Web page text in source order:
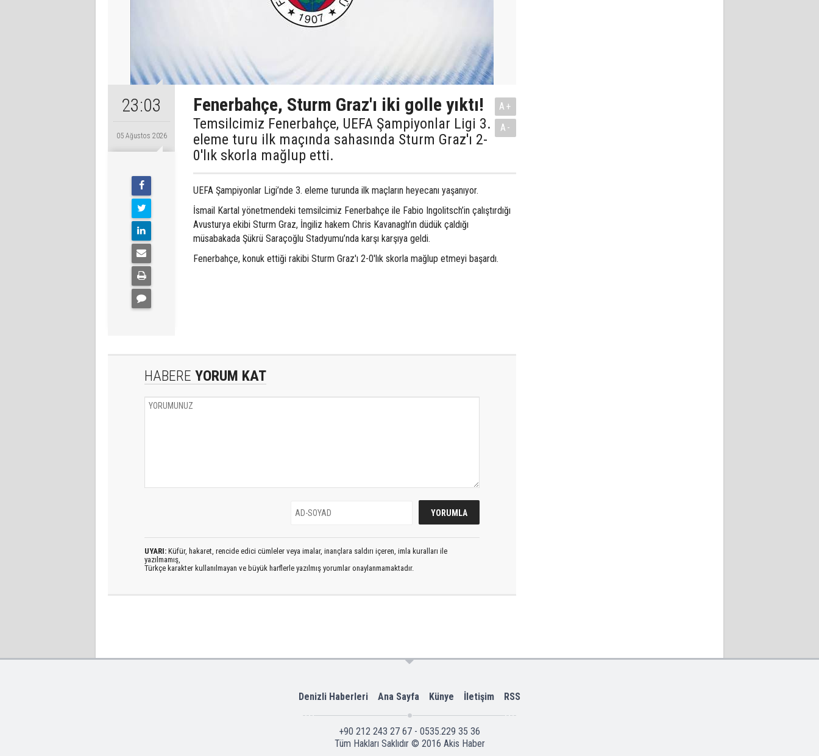
23:03
05 Ağustos 2026
Fenerbahçe, Sturm Graz'ı iki golle yıktı!
Temsilcimiz Fenerbahçe, UEFA Şampiyonlar Ligi 3.
eleme turu ilk maçında sahasında Sturm Graz'ı 2-
0'lık skorla mağlup etti.
A+
A-
UEFA Şampiyonlar Ligi’nde 3. eleme turunda ilk maçların heyecanı yaşanıyor.
İsmail Kartal yönetmendeki temsilcimiz Fenerbahçe ile Fabio Ingolitsch’in çalıştırdığı
Avusturya ekibi Sturm Graz, İngiliz hakem Chris Kavanagh’ın düdük çaldığı
müsabakada Şükrü Saraçoğlu Stadyumu’nda karşı karşıya geldi.
Fenerbahçe, konuk ettiği rakibi Sturm Graz'ı 2-0'lık skorla mağlup etmeyi başardı.
HABERE YORUM KAT
UYARI: Küfür, hakaret, rencide edici cümleler veya imalar, inançlara saldırı içeren, imla kuralları ile
yazılmamış,
Türkçe karakter kullanılmayan ve büyük harflerle yazılmış yorumlar onaylanmamaktadır.
Denizli Haberleri Ana Sayfa Künye İletişim RSS
+90 212 243 27 67 - 0535.229 35 36
Tüm Hakları Saklıdır © 2016 Akis Haber